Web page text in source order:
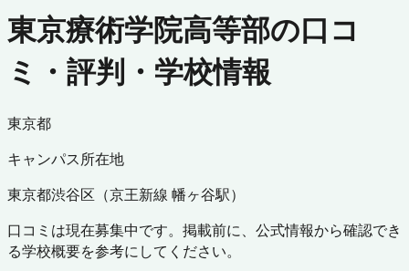
東京療術学院高等部の口コ
ミ・評判・学校情報
東京都
キャンパス所在地
東京都渋谷区 （京王新線 幡ヶ谷駅）
口コミは現在募集中です。掲載前に、公式情報から確認でき
る学校概要を参考にしてください。